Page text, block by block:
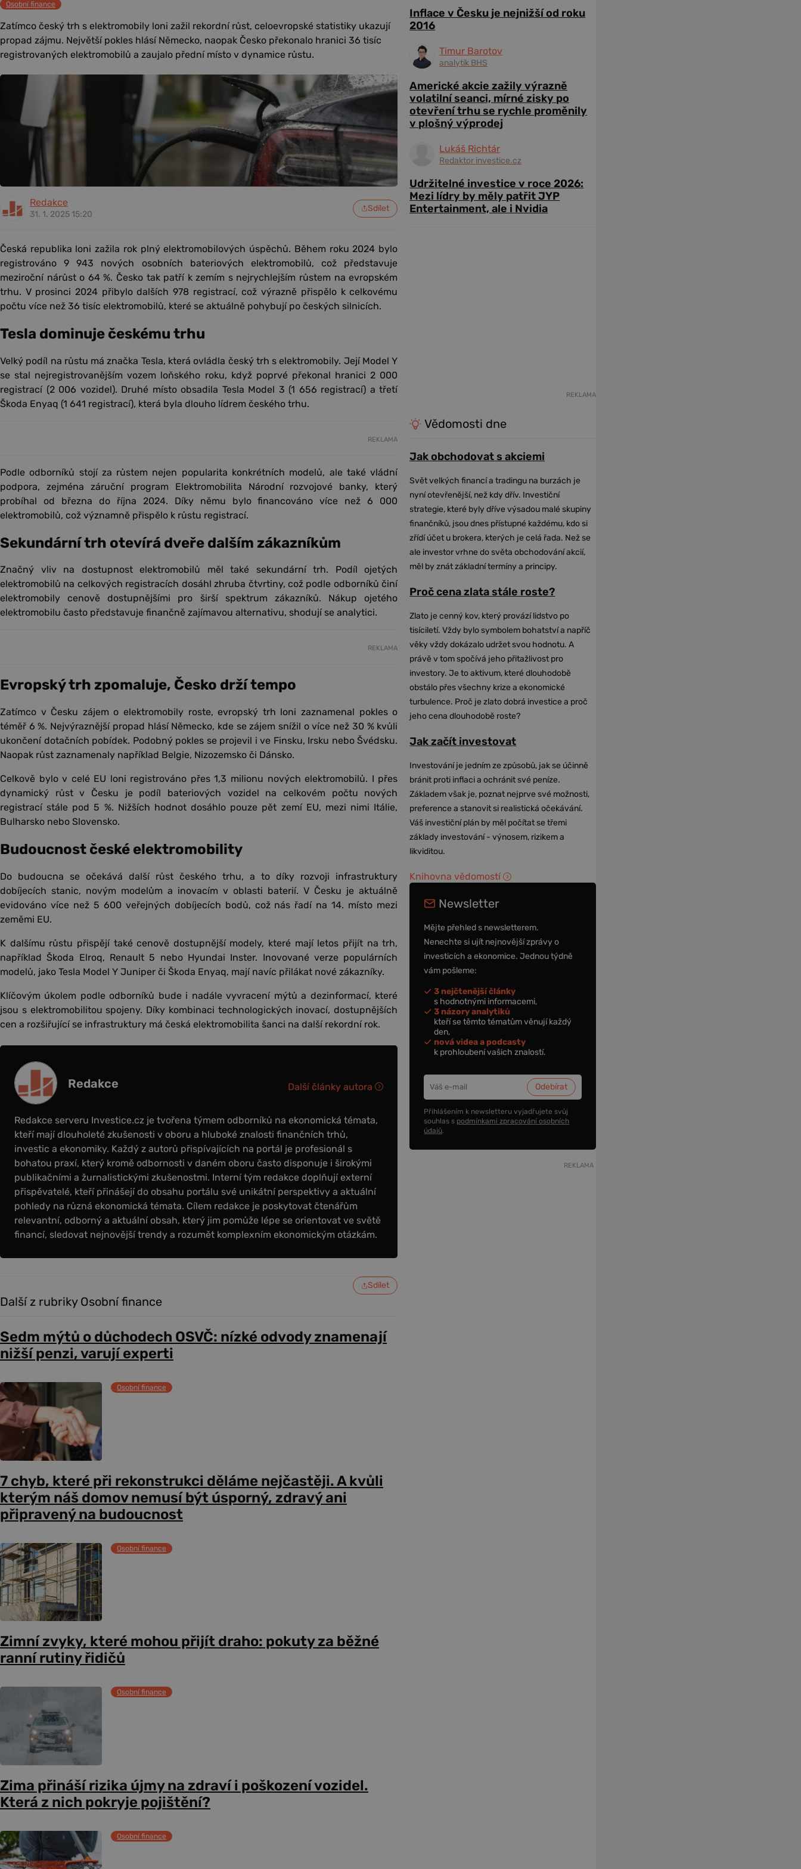
Osobní finance
Zatímco český trh s elektromobily loni zažil rekordní růst, celoevropské statistiky ukazují
propad zájmu. Největší pokles hlásí Německo, naopak Česko překonalo hranici 36 tisíc
registrovaných elektromobilů a zaujalo přední místo v dynamice růstu.
Redakce
31. 1. 2025 15:20
Sdílet
Česká republika loni zažila rok plný elektromobilových úspěchů. Během roku 2024 bylo
registrováno 9 943 nových osobních bateriových elektromobilů, což představuje
meziroční nárůst o 64 %. Česko tak patří k zemím s nejrychlejším růstem na evropském
trhu. V prosinci 2024 přibylo dalších 978 registrací, což výrazně přispělo k celkovému
počtu více než 36 tisíc elektromobilů, které se aktuálně pohybují po českých silnicích.
Tesla dominuje českému trhu
Velký podíl na růstu má značka Tesla, která ovládla český trh s elektromobily. Její Model Y
se stal nejregistrovanějším vozem loňského roku, když poprvé překonal hranici 2 000
registrací (2 006 vozidel). Druhé místo obsadila Tesla Model 3 (1 656 registrací) a třetí
Škoda Enyaq (1 641 registrací), která byla dlouho lídrem českého trhu.
REKLAMA
Podle odborníků stojí za růstem nejen popularita konkrétních modelů, ale také vládní
podpora, zejména záruční program Elektromobilita Národní rozvojové banky, který
probíhal od března do října 2024. Díky němu bylo financováno více než 6 000
elektromobilů, což významně přispělo k růstu registrací.
Sekundární trh otevírá dveře dalším zákazníkům
Značný vliv na dostupnost elektromobilů měl také sekundární trh. Podíl ojetých
elektromobilů na celkových registracích dosáhl zhruba čtvrtiny, což podle odborníků činí
elektromobily cenově dostupnějšími pro širší spektrum zákazníků. Nákup ojetého
elektromobilu často představuje finančně zajímavou alternativu, shodují se analytici.
REKLAMA
Evropský trh zpomaluje, Česko drží tempo
Zatímco v Česku zájem o elektromobily roste, evropský trh loni zaznamenal pokles o
téměř 6 %. Nejvýraznější propad hlásí Německo, kde se zájem snížil o více než 30 % kvůli
ukončení dotačních pobídek. Podobný pokles se projevil i ve Finsku, Irsku nebo Švédsku.
Naopak růst zaznamenaly například Belgie, Nizozemsko či Dánsko.
Celkově bylo v celé EU loni registrováno přes 1,3 milionu nových elektromobilů. I přes
dynamický růst v Česku je podíl bateriových vozidel na celkovém počtu nových
registrací stále pod 5 %. Nižších hodnot dosáhlo pouze pět zemí EU, mezi nimi Itálie,
Bulharsko nebo Slovensko.
Budoucnost české elektromobility
Do budoucna se očekává další růst českého trhu, a to díky rozvoji infrastruktury
dobíjecích stanic, novým modelům a inovacím v oblasti baterií. V Česku je aktuálně
evidováno více než 5 600 veřejných dobíjecích bodů, což nás řadí na 14. místo mezi
zeměmi EU.
K dalšímu růstu přispějí také cenově dostupnější modely, které mají letos přijít na trh,
například Škoda Elroq, Renault 5 nebo Hyundai Inster. Inovované verze populárních
modelů, jako Tesla Model Y Juniper či Škoda Enyaq, mají navíc přilákat nové zákazníky.
Klíčovým úkolem podle odborníků bude i nadále vyvracení mýtů a dezinformací, které
jsou s elektromobilitou spojeny. Díky kombinaci technologických inovací, dostupnějších
cen a rozšiřující se infrastruktury má česká elektromobilita šanci na další rekordní rok.
Redakce
Redakce serveru Investice.cz je tvořena týmem odborníků na ekonomická témata,
kteří mají dlouholeté zkušenosti v oboru a hluboké znalosti finančních trhů,
investic a ekonomiky. Každý z autorů přispívajících na portál je profesionál s
bohatou praxí, který kromě odbornosti v daném oboru často disponuje i širokými
publikačními a žurnalistickými zkušenostmi. Interní tým redakce doplňují externí
přispěvatelé, kteří přinášejí do obsahu portálu své unikátní perspektivy a aktuální
pohledy na různá ekonomická témata. Cílem redakce je poskytovat čtenářům
relevantní, odborný a aktuální obsah, který jim pomůže lépe se orientovat ve světě
financí, sledovat nejnovější trendy a rozumět komplexním ekonomickým otázkám.
Další články autora
Sdílet
Další z rubriky Osobní finance
Sedm mýtů o důchodech OSVČ: nízké odvody znamenají
nižší penzi, varují experti
Osobní finance
7 chyb, které při rekonstrukci děláme nejčastěji. A kvůli
kterým náš domov nemusí být úsporný, zdravý ani
připravený na budoucnost
Osobní finance
Zimní zvyky, které mohou přijít draho: pokuty za běžné
ranní rutiny řidičů
Osobní finance
Zima přináší rizika újmy na zdraví i poškození vozidel.
Která z nich pokryje pojištění?
Osobní finance
Inflace v Česku je nejnižší od roku
2016
Timur Barotov
analytik BHS
Americké akcie zažily výrazně
volatilní seanci, mírné zisky po
otevření trhu se rychle proměnily
v plošný výprodej
Lukáš Richtár
Redaktor investice.cz
Udržitelné investice v roce 2026:
Mezi lídry by měly patřit JYP
Entertainment, ale i Nvidia
REKLAMA
Vědomosti dne
Jak obchodovat s akciemi
Svět velkých financí a tradingu na burzách je
nyní otevřenější, než kdy dřív. Investiční
strategie, které byly dříve výsadou malé skupiny
finančníků, jsou dnes přístupné každému, kdo si
zřídí účet u brokera, kterých je celá řada. Než se
ale investor vrhne do světa obchodování akcií,
měl by znát základní termíny a principy.
Proč cena zlata stále roste?
Zlato je cenný kov, který provází lidstvo po
tisíciletí. Vždy bylo symbolem bohatství a napříč
věky vždy dokázalo udržet svou hodnotu. A
právě v tom spočívá jeho přitažlivost pro
investory. Je to aktivum, které dlouhodobě
obstálo přes všechny krize a ekonomické
turbulence. Proč je zlato dobrá investice a proč
jeho cena dlouhodobě roste?
Jak začít investovat
Investování je jedním ze způsobů, jak se účinně
bránit proti inflaci a ochránit své peníze.
Základem však je, poznat nejprve své možnosti,
preference a stanovit si realistická očekávání.
Váš investiční plán by měl počítat se třemi
základy investování - výnosem, rizikem a
likviditou.
Knihovna vědomostí
Newsletter
Mějte přehled s newsletterem.
Nenechte si ujít nejnovější zprávy o
investicích a ekonomice. Jednou týdně
vám pošleme:
3 nejčtenější články
s hodnotnými informacemi,
3 názory analytiků
kteří se těmto tématům věnují každý
den,
nová videa a podcasty
k prohloubení vašich znalostí.
Přihlášením k newsletteru vyjadřujete svůj
souhlas s podmínkami zpracování osobních
údajů.
REKLAMA